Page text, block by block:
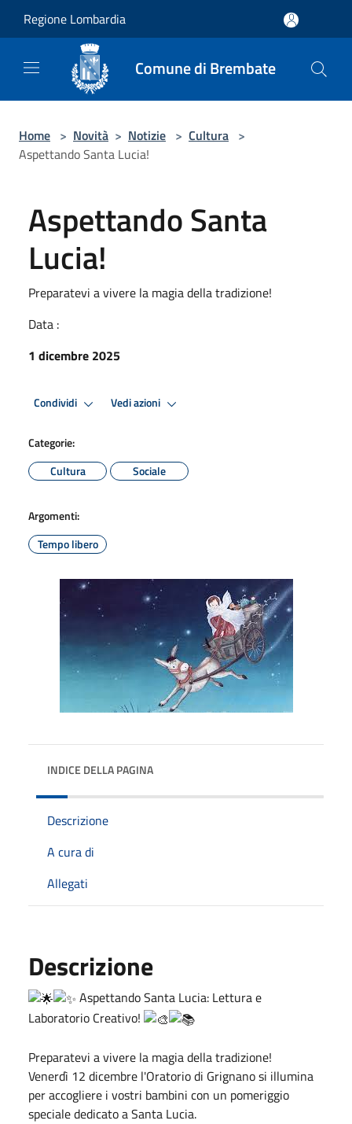
Regione Lombardia
Comune di Brembate
Home > Novità > Notizie > Cultura >
Aspettando Santa Lucia!
Aspettando Santa
Lucia!
Preparatevi a vivere la magia della tradizione!
Data :
1 dicembre 2025
Condividi Vedi azioni
Categorie:
Cultura
Sociale
Argomenti:
Tempo libero
INDICE DELLA PAGINA
Descrizione
A cura di
Allegati
Descrizione
Aspettando Santa Lucia: Lettura e
Laboratorio Creativo!
Preparatevi a vivere la magia della tradizione!
Venerdì 12 dicembre l'Oratorio di Grignano si illumina
per accogliere i vostri bambini con un pomeriggio
speciale dedicato a Santa Lucia.